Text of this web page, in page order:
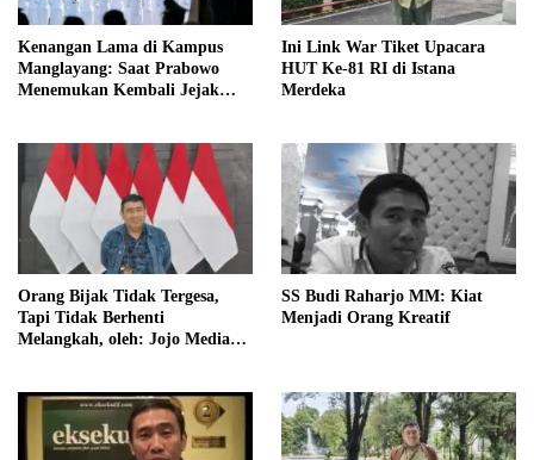
Kenangan Lama di Kampus
Manglayang: Saat Prabowo
Menemukan Kembali Jejak
Ini Link War Tiket Upacara
HUT Ke-81 RI di Istana
Merdeka
Orang Bijak Tidak Tergesa,
Tapi Tidak Berhenti
Melangkah, oleh: Jojo Media
SS Budi Raharjo MM: Kiat
Menjadi Orang Kreatif